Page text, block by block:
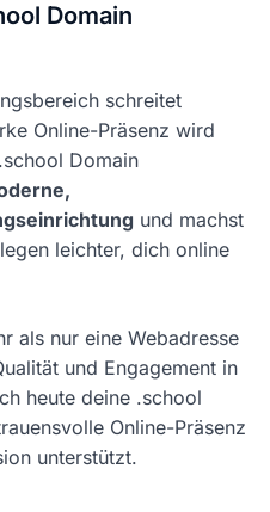
Domain
schreitet
Online-Präsenz wird
Domain
und machst
leichter, dich online
als nur eine Webadresse
und Engagement in
heute deine .school
Online-Präsenz
unterstützt.